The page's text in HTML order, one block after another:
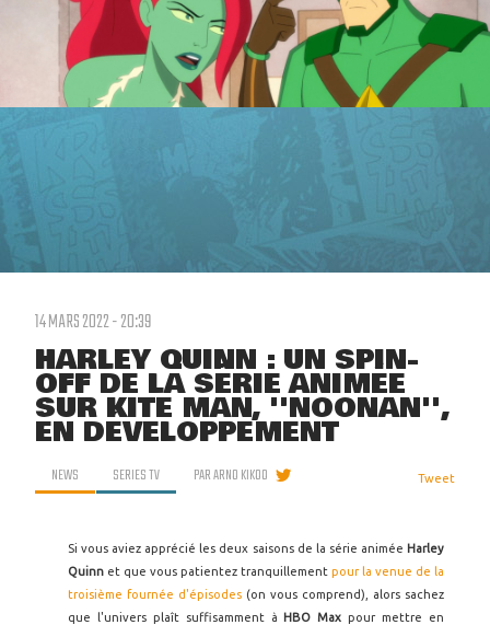
14 MARS 2022 - 20:39
HARLEY QUINN : UN SPIN-
OFF DE LA SÉRIE ANIMÉE
SUR KITE MAN, ''NOONAN'',
EN DÉVELOPPEMENT
NEWS SERIES TV PARARNO KIKOO Tweet
Si vous aviez apprécié les deux saisons de la série animée Harley
Quinn et que vous patientez tranquillement pour la venue de la
troisième fournée d'épisodes (on vous comprend), alors sachez
que l'univers plaît suffisamment à HBO Maxpour mettre en